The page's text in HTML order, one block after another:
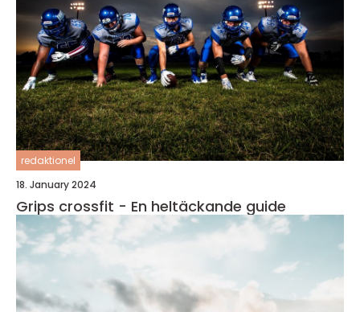
redaktionel
18. January 2024
Grips crossfit - En heltäckande guide